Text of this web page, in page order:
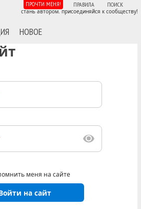
НОВОЕ
ПРОЧТИ МЕНЯ! ПРАВИЛА ПОИСК
стань автором. присоединяйся к сообществу!
меня на сайте
на сайт